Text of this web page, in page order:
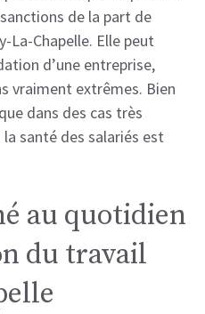
de la part de
La-Chapelle. Elle peut
d’une entreprise,
vraiment extrêmes. Bien
dans des cas très
santé des salariés est
au quotidien
du travail